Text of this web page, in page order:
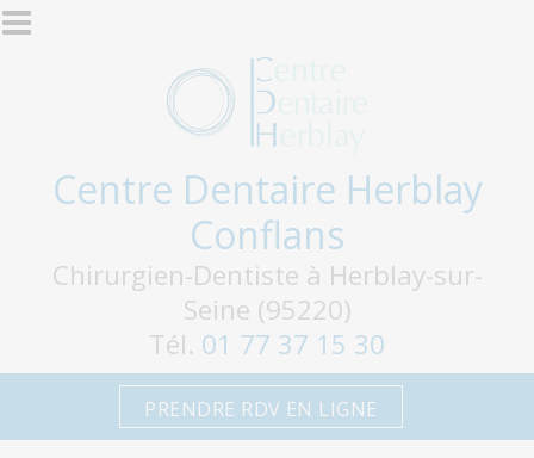
Aller au contenu principal
Centre Dentaire Herblay
Conflans
Chirurgien-Dentiste à Herblay-sur-
Seine (95220)
Tél. 01 77 37 15 30
PRENDRE RDV EN LIGNE